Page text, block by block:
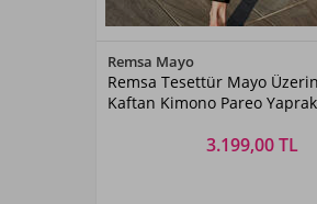
Siyah
Remsa Mayo
Remsa Tesettür Mayo
Kaftan Kimono Pareo
3.199,00 TL